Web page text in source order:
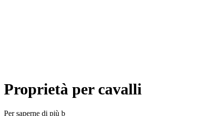
Proprietà per cavalli
Per saperne di più b